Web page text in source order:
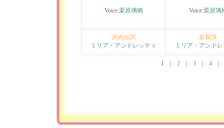
Voice:栗原璃栖 Voice:栗原璃
決め台詞
ミリア・アンドレッティ
必殺技
ミリア・アンド
1 2| 3| 4